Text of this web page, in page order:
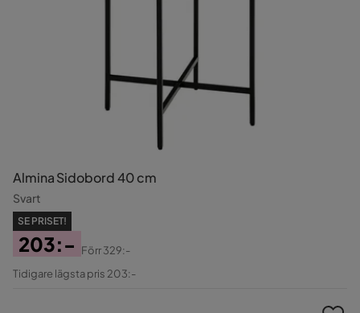
Almina Sidobord 40 cm
Svart
SE PRISET!
Pris
203:-
Original
Förr329:-
Tidigare lägsta pris 203:-